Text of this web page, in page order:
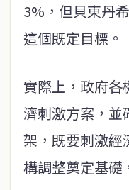
3%，但貝東丹
這個既定目標。
實際上，政府各
濟刺激方案，並
架，既要刺激經
構調整奠定基礎